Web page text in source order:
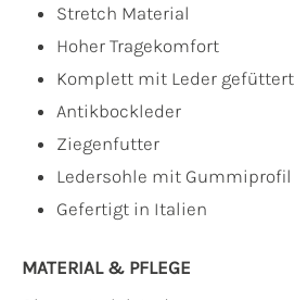
Stretch Material
Hoher Tragekomfort
Komplett mit Leder gefüttert
Antikbockleder
Ziegenfutter
Ledersohle mit Gummiprofil
Gefertigt in Italien
MATERIAL & PFLEGE